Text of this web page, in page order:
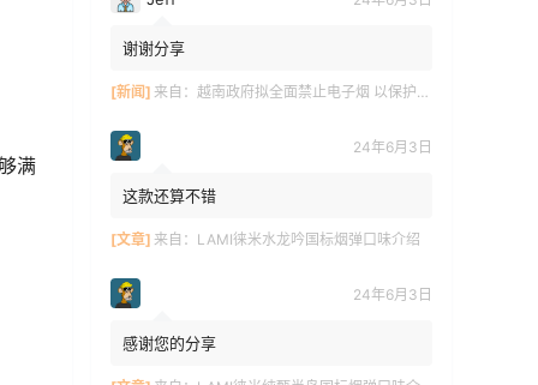
满
谢谢分享
[新闻] 来自： 越南政府拟全面禁止电子烟 以保护青少年健康
24年6月3日
这款还算不错
[文章] 来自： LAMI徕米水龙吟国标烟弹口味介绍
24年6月3日
感谢您的分享